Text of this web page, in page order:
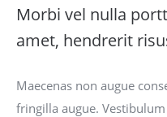
Morbi vel nulla
amet, hendrerit
Maecenas non augue
fringilla augue.